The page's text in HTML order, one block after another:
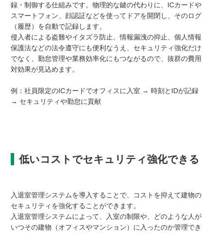
録・制御する仕組みです。物理的な鍵の代わりに、ICカードや
スマートフォン、顔認証などを使ってドアを開閉し、そのログ
（履歴）を自動で記録します。
侵入者による盗難やイタズラ防止、情報漏洩の抑止、個人情報
保護法などの法令遵守にも便利なうえ、セキュリティ強化だけ
でなく、勤怠管理や業務効率化にもつながるので、抜群の費用
対効果が見込めます。
例：社員限定のICカードでオフィスに入室 → 時刻とIDが記録
→ セキュリティや勤怠に貢献
低いコストでセキュリティ強化できる
入退室管理システムを導入することで、コストを抑えて建物の
セキュリティを強化することができます。
入退室管理システムによって、入室の制限や、どのような人が
いつその建物（オフィスやマンション）に入ったのか管理でき